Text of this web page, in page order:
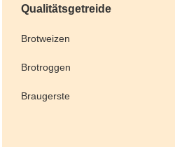
Qualitätsgetreide
Brotweizen
Brotroggen
Braugerste